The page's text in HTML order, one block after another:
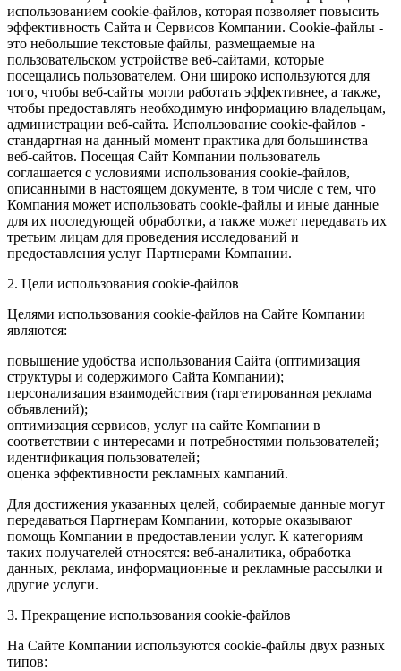
использованием cookie-файлов, которая позволяет повысить
эффективность Сайта и Сервисов Компании. Сookie-файлы -
это небольшие текстовые файлы, размещаемые на
пользовательском устройстве веб-сайтами, которые
посещались пользователем. Они широко используются для
того, чтобы веб-сайты могли работать эффективнее, а также,
чтобы предоставлять необходимую информацию владельцам,
администрации веб-сайта. Использование cookie-файлов -
стандартная на данный момент практика для большинства
веб-сайтов. Посещая Сайт Компании пользователь
соглашается с условиями использования cookie-файлов,
описанными в настоящем документе, в том числе с тем, что
Компания может использовать cookie-файлы и иные данные
для их последующей обработки, а также может передавать их
третьим лицам для проведения исследований и
предоставления услуг Партнерами Компании.
2. Цели использования cookie-файлов
Целями использования cookie-файлов на Сайте Компании
являются:
повышение удобства использования Сайта (оптимизация
структуры и содержимого Сайта Компании);
персонализация взаимодействия (таргетированная реклама
объявлений);
оптимизация сервисов, услуг на сайте Компании в
соответствии с интересами и потребностями пользователей;
идентификация пользователей;
оценка эффективности рекламных кампаний.
Для достижения указанных целей, собираемые данные могут
передаваться Партнерам Компании, которые оказывают
помощь Компании в предоставлении услуг. К категориям
таких получателей относятся: веб-аналитика, обработка
данных, реклама, информационные и рекламные рассылки и
другие услуги.
3. Прекращение использования cookie-файлов
На Сайте Компании используются cookie-файлы двух разных
типов: